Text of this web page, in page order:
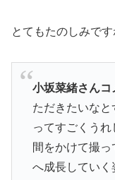
とてもたのしみです
小坂菜緒さんコ
ただきたいな
ってすごくう
間をかけて撮
へ成長していく